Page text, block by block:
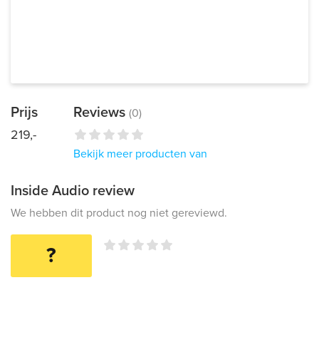
Prijs
219,-
Reviews (0)
Bekijk meer producten van
Inside Audio review
We hebben dit product nog niet gereviewd.
?